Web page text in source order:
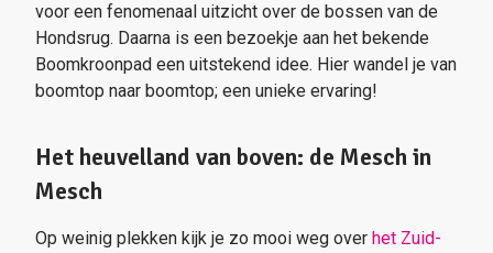
voor een fenomenaal uitzicht over de bossen van de
Hondsrug. Daarna is een bezoekje aan het bekende
Boomkroonpad een uitstekend idee. Hier wandel je van
boomtop naar boomtop; een unieke ervaring!
Het heuvelland van boven: de Mesch in
Mesch
Op weinig plekken kijk je zo mooi weg over het Zuid-